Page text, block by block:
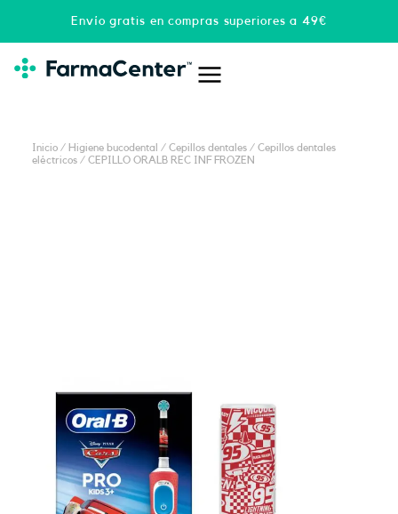
Envío gratis en compras superiores a 49€
Inicio / Higiene bucodental / Cepillos dentales / Cepillos dentales
eléctricos / CEPILLO ORALB REC INF FROZEN